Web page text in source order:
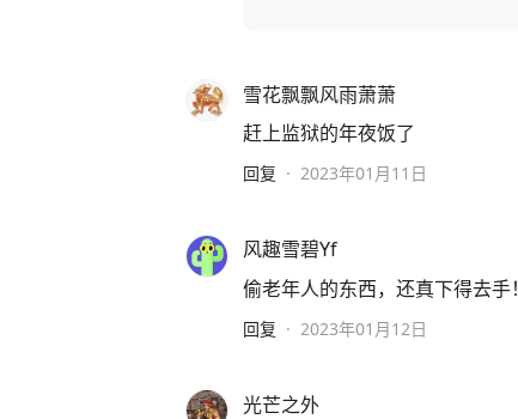
雪花飘飘风雨萧萧
赶上监狱的年夜饭了
回复 · 2023年01月11日
风趣雪碧Yf
偷老年人的东西，还真下得去手！
回复 · 2023年01月12日
光芒之外